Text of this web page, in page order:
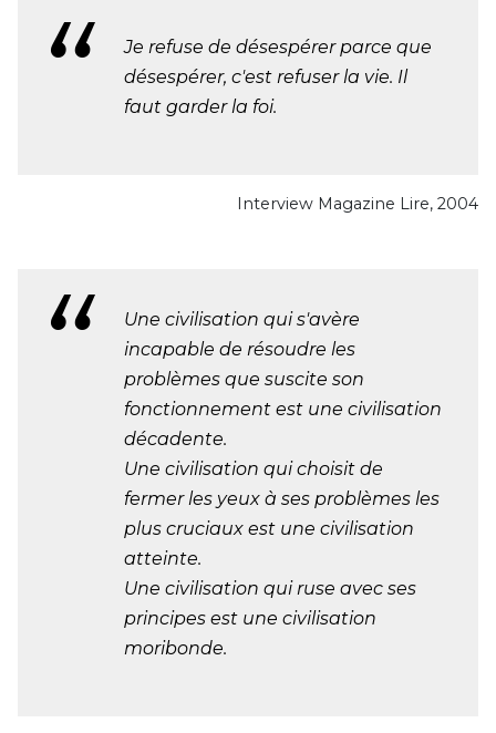
Je refuse de désespérer parce que
désespérer, c'est refuser la vie. Il
faut garder la foi.
Interview Magazine Lire, 2004
Une civilisation qui s'avère
incapable de résoudre les
problèmes que suscite son
fonctionnement est une civilisation
décadente.
Une civilisation qui choisit de
fermer les yeux à ses problèmes les
plus cruciaux est une civilisation
atteinte.
Une civilisation qui ruse avec ses
principes est une civilisation
moribonde.